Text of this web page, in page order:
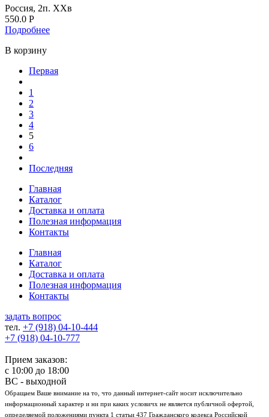
Россия, 2п. ХХв
550.0 Р
Подробнее
В корзину
Первая
1
2
3
4
5
6
Последняя
Главная
Каталог
Доставка и оплата
Полезная информация
Контакты
Главная
Каталог
Доставка и оплата
Полезная информация
Контакты
задать вопрос
тел. +7 (918) 04-10-444
+7 (918) 04-10-777
Прием заказов:
с 10:00 до 18:00
ВС - выходной
Обращаем Ваше внимание на то, что данный интернет-сайт носит исключительно
информационный характер и ни при каких условичх не является публичной офертой,
определяемой положениями пункта 1 статьи 437 Гражданского кодекса Российской